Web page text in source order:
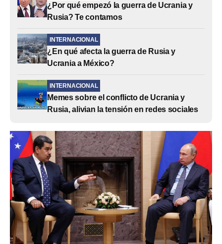
¿Por qué empezó la guerra de Ucrania y
Rusia? Te contamos
INTERNACIONAL
¿En qué afecta la guerra de Rusia y
Ucrania a México?
INTERNACIONAL
Memes sobre el conflicto de Ucrania y
Rusia, alivian la tensión en redes sociales